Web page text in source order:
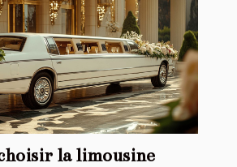
la limousine